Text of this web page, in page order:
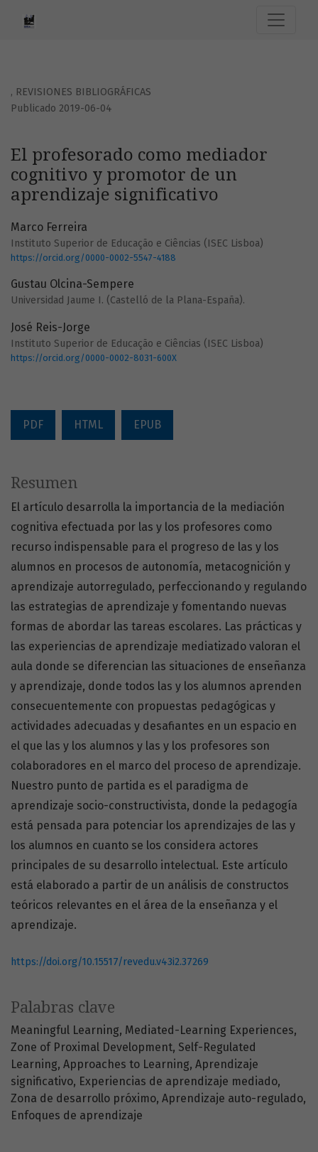
, REVISIONES BIBLIOGRÁFICAS
El profesorado como mediador
cognitivo y promotor de un
aprendizaje significativo
Publicado 2019-06-04
Marco Ferreira
Instituto Superior de Educação e Ciências (ISEC Lisboa)
https://orcid.org/0000-0002-5547-4188
Gustau Olcina-Sempere
Universidad Jaume I. (Castelló de la Plana-España).
José Reis-Jorge
Instituto Superior de Educação e Ciências (ISEC Lisboa)
https://orcid.org/0000-0002-8031-600X
PDF HTML EPUB
Palabras clave
Meaningful Learning Mediated-Learning Experiences
Zone of Proximal Development Self-Regulated
Learning Approaches to Learning Aprendizaje
significativo Experiencias de aprendizaje mediado
Zona de desarrollo próximo Aprendizaje auto-regulado
Enfoques de aprendizaje
Resumen
El artículo desarrolla la importancia de la mediación
cognitiva efectuada por las y los profesores como
recurso indispensable para el progreso de las y los
alumnos en procesos de autonomía, metacognición y
aprendizaje autorregulado, perfeccionando y regulando
las estrategias de aprendizaje y fomentando nuevas
formas de abordar las tareas escolares. Las prácticas y
las experiencias de aprendizaje mediatizado valoran el
aula donde se diferencian las situaciones de enseñanza
y aprendizaje, donde todos las y los alumnos aprenden
consecuentemente con propuestas pedagógicas y
actividades adecuadas y desafiantes en un espacio en
el que las y los alumnos y las y los profesores son
colaboradores en el marco del proceso de aprendizaje.
Nuestro punto de partida es el paradigma de
aprendizaje socio-constructivista, donde la pedagogía
está pensada para potenciar los aprendizajes de las y
los alumnos en cuanto se los considera actores
principales de su desarrollo intelectual. Este artículo
está elaborado a partir de un análisis de constructos
teóricos relevantes en el área de la enseñanza y el
aprendizaje.
https://doi.org/10.15517/revedu.v43i2.37269